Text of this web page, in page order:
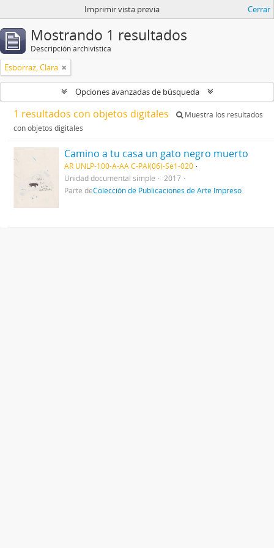
Imprimir vista previa Cerrar
Mostrando 1 resultados
Descripción archivística
Esborraz, Clara
Opciones avanzadas de búsqueda
1 resultados con objetos digitales
Muestra los resultados
con objetos digitales
Camino a tu casa un gato negro muerto
AR UNLP-100-A-AA C-PAI(06)-Se1-020
Unidad documental simple
2017
Parte deColección de Publicaciones de Arte Impreso